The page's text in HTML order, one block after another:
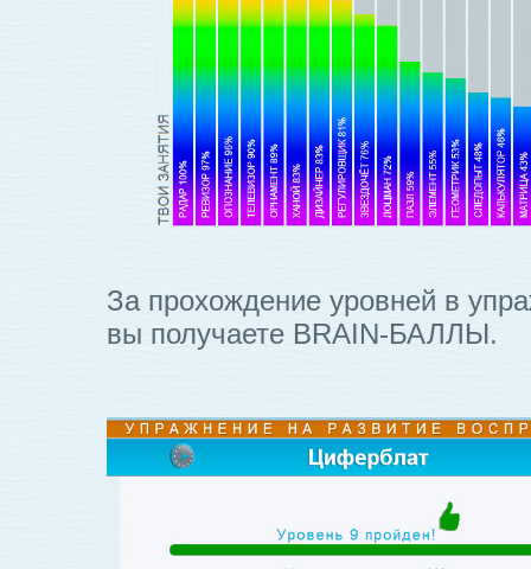
За прохождение уровней в
вы получаете BRAIN-БАЛЛЫ.